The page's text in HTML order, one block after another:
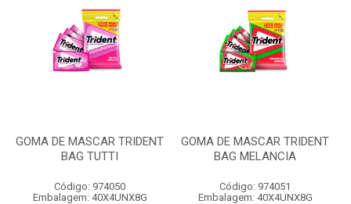
GOMA DE MASCAR TRIDENT
BAG TUTTI
Código: 974050
Embalagem: 40X4UNX8G
GOMA DE MASCAR TRIDENT
BAG MELANCIA
Código: 974051
Embalagem: 40X4UNX8G